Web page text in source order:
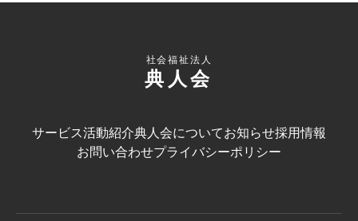
社会福祉法人
典人会
サービス活動紹介典人会についてお知らせ採用情報
お問い合わせプライバシーポリシー